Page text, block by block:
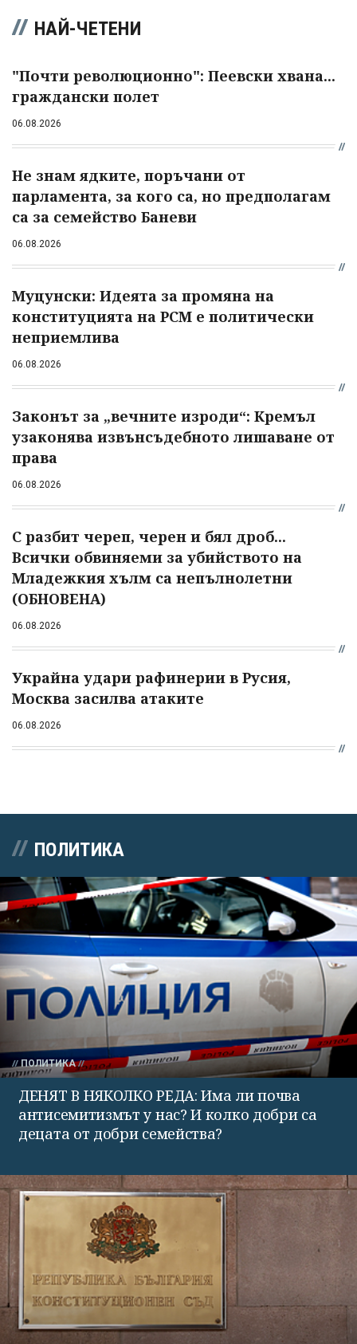
НАЙ-ЧЕТЕНИ
"Почти революционно": Пеевски хвана...
граждански полет
06.08.2026
Не знам ядките, поръчани от
парламента, за кого са, но предполагам
са за семейство Баневи
06.08.2026
Муцунски: Идеята за промяна на
конституцията на РСМ е политически
неприемлива
06.08.2026
Законът за „вечните изроди“: Кремъл
узаконява извънсъдебното лишаване от
права
06.08.2026
С разбит череп, черен и бял дроб...
Всички обвиняеми за убийството на
Младежкия хълм са непълнолетни
(ОБНОВЕНА)
06.08.2026
Украйна удари рафинерии в Русия,
Москва засилва атаките
06.08.2026
ПОЛИТИКА
ПОЛИТИКА
ДЕНЯТ В НЯКОЛКО РЕДА: Има ли почва
антисемитизмът у нас? И колко добри са
децата от добри семейства?